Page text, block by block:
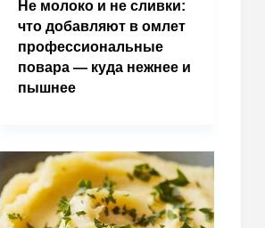
Не молоко и не сливки:
что добавляют в омлет
профессиональные
повара — куда нежнее и
пышнее